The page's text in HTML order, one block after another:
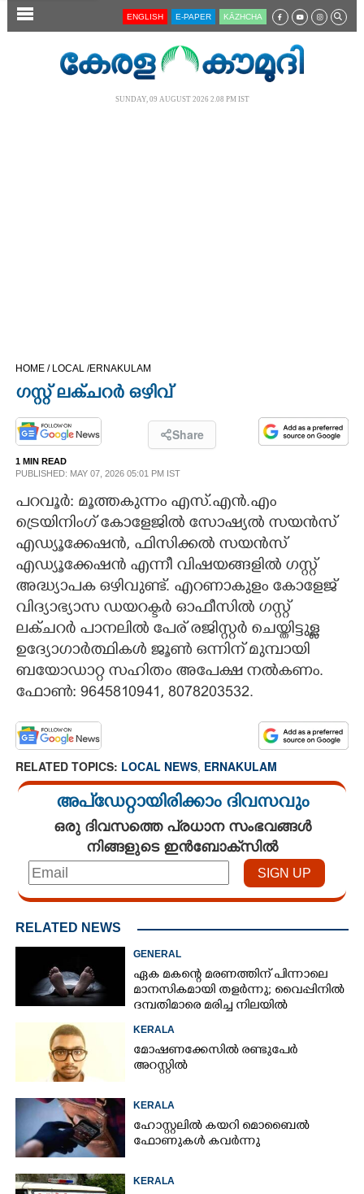
SECTIONS
OPINION
PHOTOS
LIFESTYLE
SPIRITUAL
INFO+
LITERATURE
CONTACT US
ENGLISH E-PAPER KĀZHCHA
SUNDAY, 09 AUGUST 2026 2.08 PM IST
HOME / LOCAL /ERNAKULAM
ഗസ്റ്റ് ലക്ചറർ ഒഴിവ്
Share
1 MIN READ
PUBLISHED: MAY 07, 2026 05:01 PM IST
പറവൂർ: മൂത്തകുന്നം എസ്.എൻ.എം
ട്രെയിനിംഗ് കോളേജിൽ സോഷ്യൽ സയൻസ്
എഡ്യൂക്കേഷൻ, ഫിസിക്കൽ സയൻസ്
എഡ്യൂക്കേഷൻ എന്നീ വിഷയങ്ങളിൽ ഗസ്റ്റ്
അദ്ധ്യാപക ഒഴിവുണ്ട്. എറണാകുളം കോളേജ്
വിദ്യാഭ്യാസ ഡയറക്ടർ ഓഫീസിൽ ഗസ്റ്റ്
ലക്ചറർ പാനലിൽ പേര് രജിസ്റ്റർ ചെയ്തിട്ടുള്ള
ഉദ്യോഗാർത്ഥികൾ ജൂൺ ഒന്നിന് മുമ്പായി
ബയോഡാറ്റ സഹിതം അപേക്ഷ നൽകണം.
ഫോൺ: 9645810941, 8078203532.
RELATED TOPICS: LOCAL NEWS, ERNAKULAM
അപ്ഡേറ്റായിരിക്കാം ദിവസവും
ഒരു ദിവസത്തെ പ്രധാന സംഭവങ്ങൾ
നിങ്ങളുടെ ഇൻബോക്സിൽ
RELATED NEWS
GENERAL
ഏക മകന്റെ മരണത്തിന് പിന്നാലെ
മാനസികമായി തളർന്നു; വൈപ്പിനിൽ
ദമ്പതിമാരെ മരിച്ച നിലയിൽ
കണ്ടെത്തി
KERALA
മോഷണക്കേസിൽ രണ്ടുപേർ
അറസ്റ്റിൽ
KERALA
ഹോസ്റ്റലിൽ കയറി മൊബൈൽ
ഫോണുകൾ കവർന്നു
KERALA